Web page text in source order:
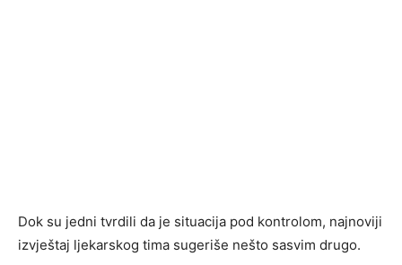
Dok su jedni tvrdili da je situacija pod kontrolom, najnoviji
izvještaj ljekarskog tima sugeriše nešto sasvim drugo.